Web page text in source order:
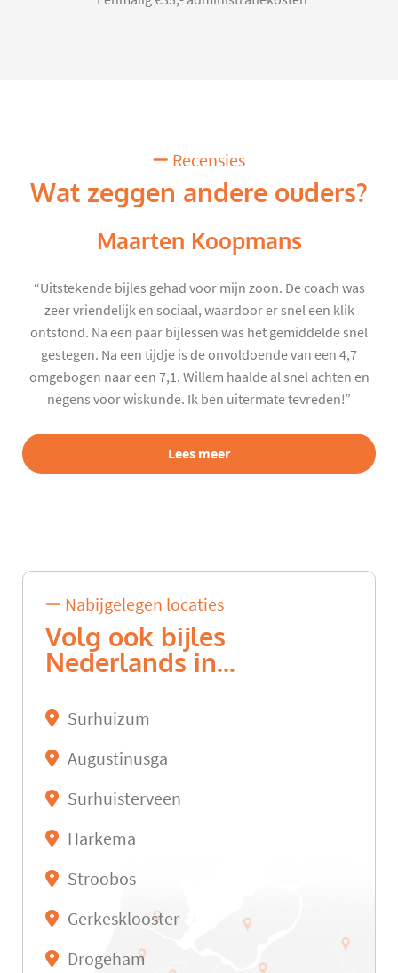
Recensies
Wat zeggen andere ouders?
Maarten Koopmans
“Uitstekende bijles gehad voor mijn zoon. De coach was
zeer vriendelijk en sociaal, waardoor er snel een klik
ontstond. Na een paar bijlessen was het gemiddelde snel
gestegen. Na een tijdje is de onvoldoende van een 4,7
omgebogen naar een 7,1. Willem haalde al snel achten en
negens voor wiskunde. Ik ben uitermate tevreden!”
Lees meer
Nabijgelegen locaties
Volg ook bijles
Nederlands in...
Surhuizum
Augustinusga
Surhuisterveen
Harkema
Stroobos
Gerkesklooster
Drogeham